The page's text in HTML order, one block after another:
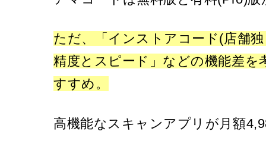
ただ、「インストアコード(店舗
精度とスピード」などの機能差
すすめ。
高機能なスキャンアプリが月額